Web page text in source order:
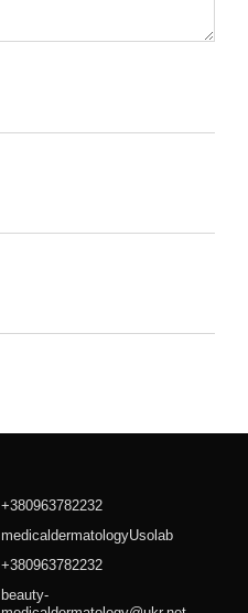
+380963782232
medicaldermatologyUsolab
+380963782232
beauty-